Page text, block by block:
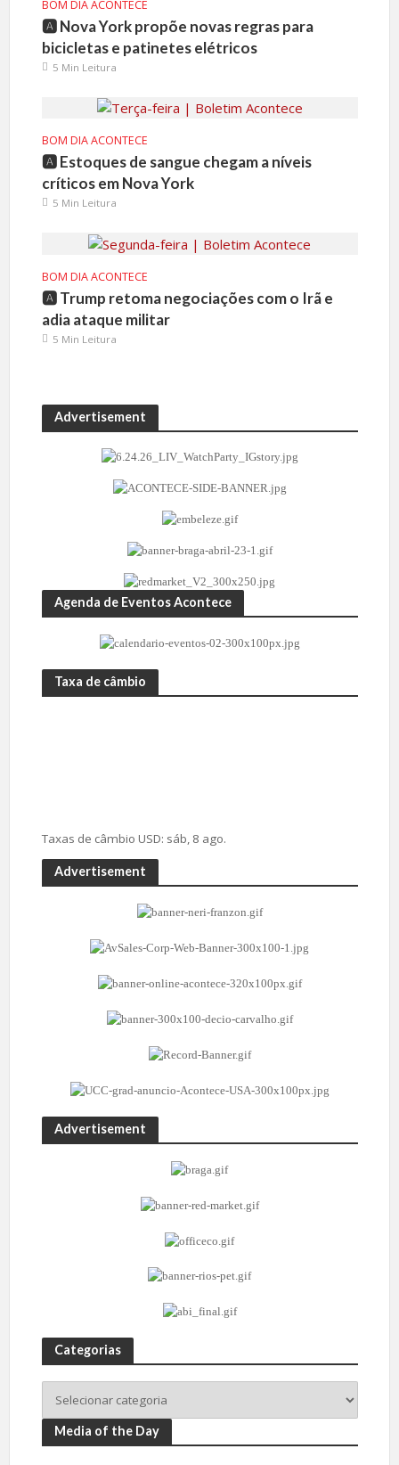
BOM DIA ACONTECE
🅰️ Nova York propõe novas regras para
bicicletas e patinetes elétricos
5 Min Leitura
BOM DIA ACONTECE
🅰️ Estoques de sangue chegam a níveis
críticos em Nova York
5 Min Leitura
BOM DIA ACONTECE
🅰️ Trump retoma negociações com o Irã e
adia ataque militar
5 Min Leitura
Advertisement
Agenda de Eventos Acontece
Taxa de câmbio
Taxas de câmbio USD: sáb, 8 ago.
Advertisement
Advertisement
Categorias
Media of the Day